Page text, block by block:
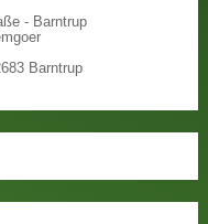
- Barntrup
Barntrup